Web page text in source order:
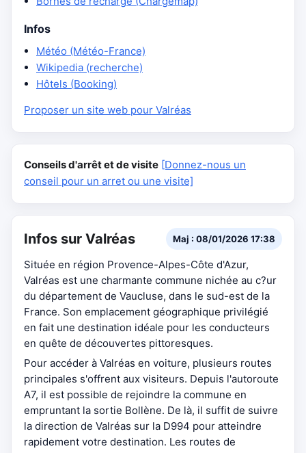
Infos
Météo (Météo-France)
Wikipedia (recherche)
Hôtels (Booking)
Proposer un site web pour Valréas
Conseils d'arrêt et de visite [Donnez-nous un
conseil pour un arret ou une visite]
Infos sur Valréas Maj : 08/01/2026 17:38
Située en région Provence-Alpes-Côte d'Azur,
Valréas est une charmante commune nichée au c?ur
du département de Vaucluse, dans le sud-est de la
France. Son emplacement géographique privilégié
en fait une destination idéale pour les conducteurs
en quête de découvertes pittoresques.
Pour accéder à Valréas en voiture, plusieurs routes
principales s'offrent aux visiteurs. Depuis l'autoroute
A7, il est possible de rejoindre la commune en
empruntant la sortie Bollène. De là, il suffit de suivre
la direction de Valréas sur la D994 pour atteindre
rapidement votre destination. Les routes de